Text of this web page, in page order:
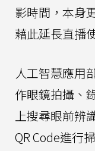
影時間，本身
藉此延長直播
人工智慧應用
作眼鏡拍攝、
上搜尋眼前辨
QR Code進行